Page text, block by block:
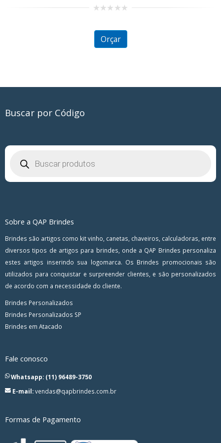
Buscar por Código
produtos
Sobre a QAP Brindes
Brindes são artigos como kit vinho, canetas, chaveiros, calculadoras, entre
diversos tipos de artigos para brindes, onde a QAP Brindes personaliza
estes artigos inserindo sua logomarca. Os Brindes promocionais são
utilizados para conquistar e surpreender clientes, e são personalizados
de acordo com a necessidade do cliente.
Brindes Personalizados
Brindes Personalizados SP
Brindes em Atacado
Fale conosco
Whatsapp: (11) 96489-3750
E-mail:vendas@qapbrindes.com.br
Formas de Pagamento